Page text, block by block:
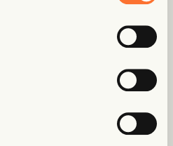
i Sydamerika, men
25 min